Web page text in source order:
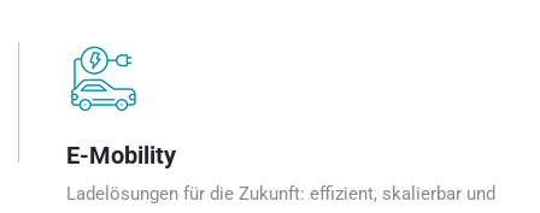
E-Mobility
Ladelösungen für die Zukunft: effizient, skalierbar und